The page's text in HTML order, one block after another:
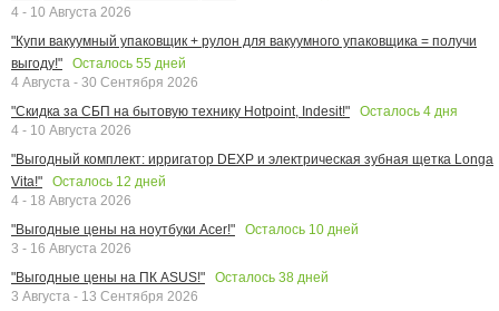
4 - 10 Августа 2026
"Купи вакуумный упаковщик + рулон для вакуумного упаковщика = получи
выгоду!"
Осталось 55 дней
4 Августа - 30 Сентября 2026
"Скидка за СБП на бытовую технику Hotpoint, Indesit!"
Осталось 4 дня
4 - 10 Августа 2026
"Выгодный комплект: ирригатор DEXP и электрическая зубная щетка Longa
Vita!"
Осталось 12 дней
4 - 18 Августа 2026
"Выгодные цены на ноутбуки Acer!"
Осталось 10 дней
3 - 16 Августа 2026
"Выгодные цены на ПК ASUS!"
Осталось 38 дней
3 Августа - 13 Сентября 2026